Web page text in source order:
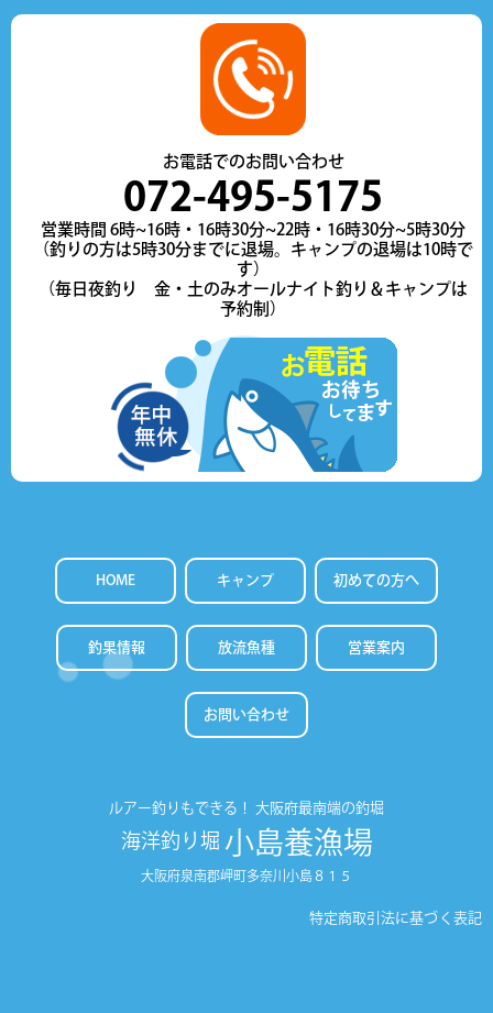
お電話でのお問い合わせ
072-495-5175
営業時間 6時~16時・16時30分~22時・16時30分~5時30分
（釣りの方は5時30分までに退場。キャンプの退場は10時で
す）
（毎日夜釣り 金・土のみオールナイト釣り＆キャンプは
予約制）
HOME キャンプ 初めての方へ
釣果情報 放流魚種 営業案内
お問い合わせ
ルアー釣りもできる！ 大阪府最南端の釣堀
海洋釣り堀 小島養漁場
大阪府泉南郡岬町多奈川小島８１５
特定商取引法に基づく表記